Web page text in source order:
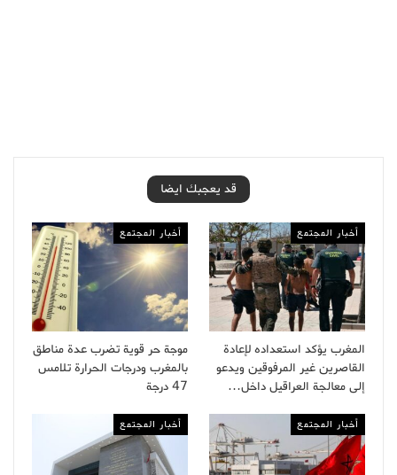
قد يعجبك ايضا
أخبار المجتمع
المغرب يؤكد استعداده لإعادة
القاصرين غير المرفوقين ويدعو
إلى معالجة العراقيل داخل…
أخبار المجتمع
موجة حر قوية تضرب عدة مناطق
بالمغرب ودرجات الحرارة تلامس
47 درجة
أخبار المجتمع أخبار المجتمع